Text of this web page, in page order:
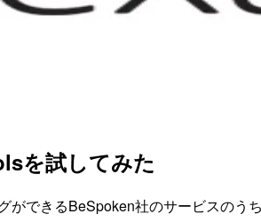
を試してみた
できるBeSpoken社のサービスのう